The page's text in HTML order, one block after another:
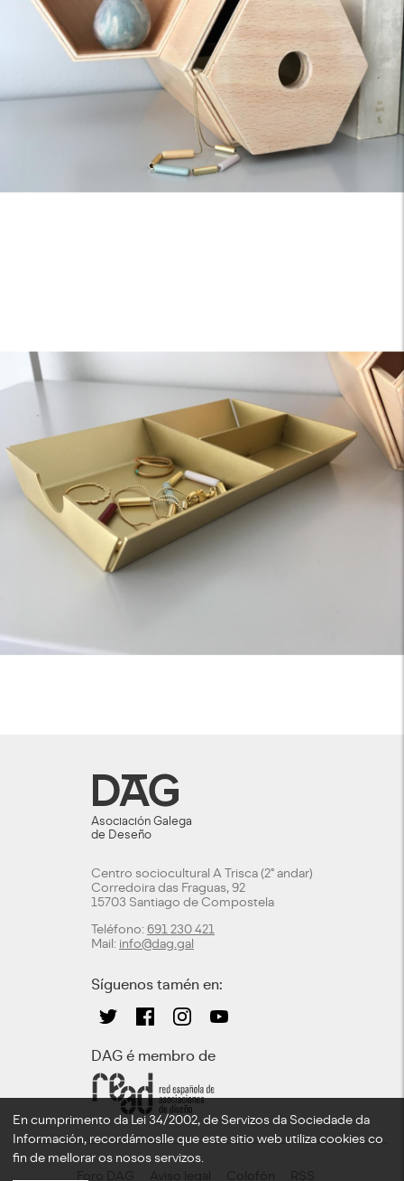
Asociación Galega
de Deseño
Centro sociocultural A Trisca (2º andar)
Corredoira das Fraguas, 92
15703 Santiago de Compostela
Teléfono: 691 230 421
Mail: info@dag.gal
Síguenos tamén en:
DAG é membro de
Foro DAG Aviso legal Colofón RSS
En cumprimento da Lei 34/2002, de Servizos da Sociedade da
Información, recordámoslle que este sitio web utiliza cookies co
fin de mellorar os nosos servizos.